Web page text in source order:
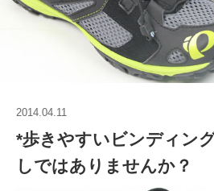
2014.04.11
*歩きやすいビンディン
しではありませんか？